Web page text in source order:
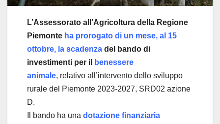
L’Assessorato all’Agricoltura della Regione
Piemonte ha prorogato di un mese, al 15
ottobre, la scadenza del bando di
investimenti per il
benessere
animale, relativo all’intervento dello sviluppo
rurale del Piemonte 2023-2027, SRD02 azione
D.
Il bando ha una dotazione finanziaria